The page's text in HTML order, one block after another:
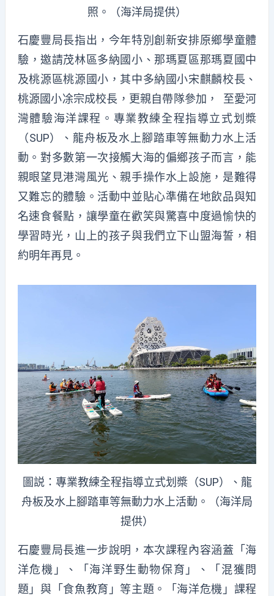
照。（海洋局提供）
石慶豐局長指出，今年特別創新安排原鄉學童體
驗 ，邀請茂林區多納國小、那瑪夏區那瑪夏國中
及桃源區桃源國小 ，其中多納國小宋麒麟校長、
桃源國小凃宗成校長 ，更親自帶隊參加， 至愛河
灣體驗海洋課程。專業教練全程指導立式划槳
（SUP）、龍舟板及水上腳踏車等無動力水上活
動。對多數第一次接觸大海的偏鄉孩子而言，能
親眼望見港灣風光、親手操作水上設施，是難得
又難忘的體驗。活動中並貼心準備在地飲品與知
名速食餐點，讓學童在歡笑與驚喜中度過愉快的
學習時光， 山上的孩子與我們立下山盟海誓，相
約明年再見。
圖説：專業教練全程指導立式划槳（SUP）、龍
舟板及水上腳踏車等無動力水上活動。（海洋局
提供）
石慶豐局長進一步說明，本次課程內容涵蓋「海
洋危機」、「海洋野生動物保育」、「混獲問
題」與「食魚教育」等主題。「海洋危機」課程